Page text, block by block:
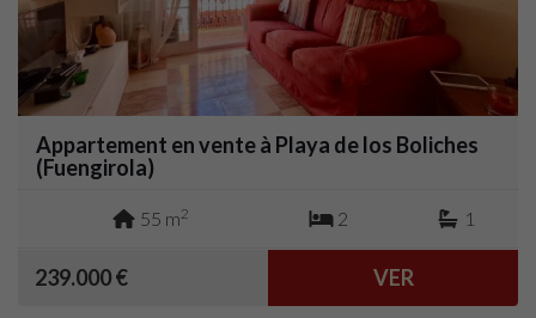
Appartement en vente à Playa de los Boliches
(Fuengirola)
55 m2 2 1
239.000 € VER